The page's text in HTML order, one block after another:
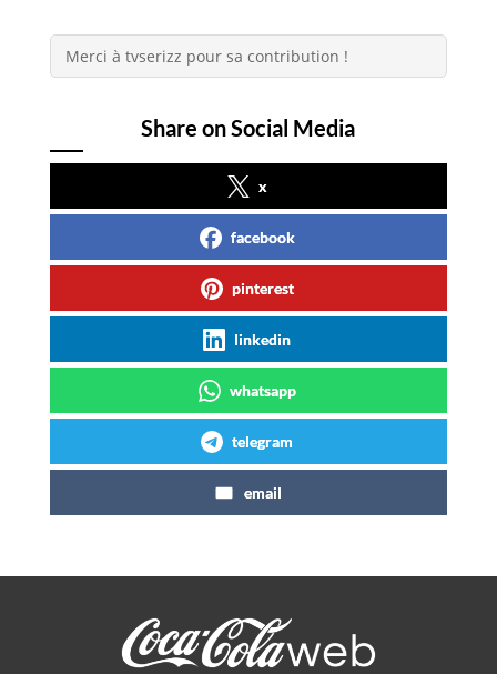
Merci à tvserizz pour sa contribution !
Share on Social Media
x
facebook
pinterest
linkedin
whatsapp
telegram
email